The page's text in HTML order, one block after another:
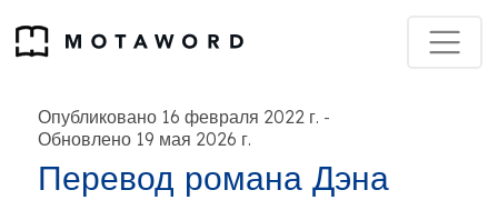
Опубликовано 16 февраля 2022 г. -
Обновлено 19 мая 2026 г.
Перевод романа Дэна